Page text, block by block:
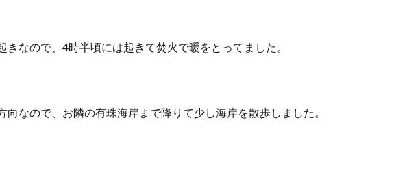
なので、4時半頃には起きて焚火で暖をとってました。
なので、お隣の有珠海岸まで降りて少し海岸を散歩しました。